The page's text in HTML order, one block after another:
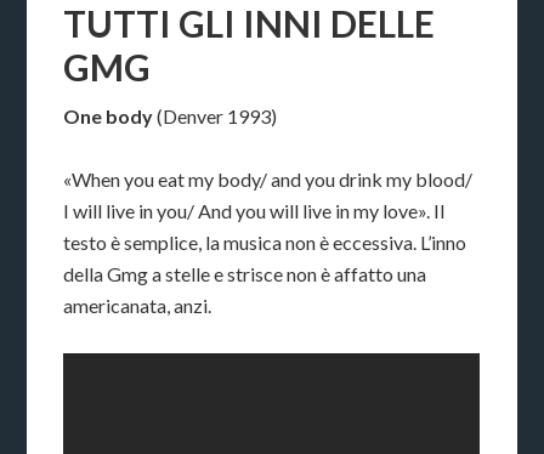
TUTTI GLI INNI DELLE
GMG
One body(Denver 1993)
«When you eat my body/ and you drink my blood/
I will live in you/ And you will live in my love». Il
testo è semplice, la musica non è eccessiva. L’inno
della Gmg a stelle e strisce non è affatto una
americanata, anzi.